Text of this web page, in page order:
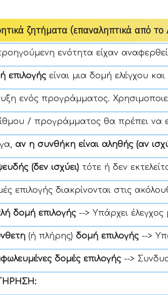
ζητήματα (επαναληπτικά από
ενότητα είχαν
επιλογής είναι μια δομή ελέγχου
ενός προγράμματος.
/ προγράμματος θα πρέπει να
αν η συνθήκη είναι αληθής (αν
(δεν ισχύει) τότε ή δεν
επιλογής διακρίνονται στις
δομή επιλογής --> Υπάρχει
(ή πλήρης) δομή επιλογής -->
δομές επιλογής -->